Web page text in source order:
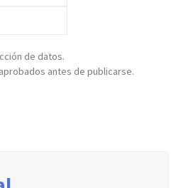
de datos.
antes de publicarse.